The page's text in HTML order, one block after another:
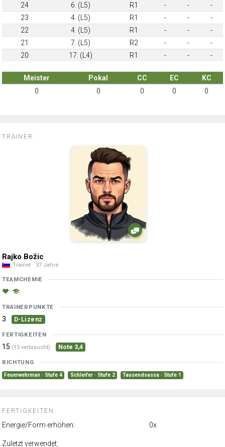
24
6. (L5) R1 - -
-
23
4. (L5) R1 - -
-
22
4. (L5) R1 - -
-
21
7. (L5) R2 - -
-
20
17. (L4) R1 - - -
Meister Pokal CC EC
KC
0
0 0 0 0
TRAINER:
Rajko Božic
Trainer · 37 Jahre
TEAMCHEMIE
TRAINERPUNKTE
3 D-Lizenz
FERTIGKEITEN
15 (15 verbraucht) Note 3,4
RICHTUNG
Feuerwehrman · Stufe 4 Schleifer · Stufe 2 Tausendsassa · Stufe 1
FERTIGKEITEN:
Energie/Form erhöhen: 0x
Zuletzt verwendet: